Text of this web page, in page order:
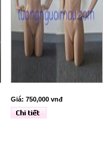
Giá: 750,000 vnđ